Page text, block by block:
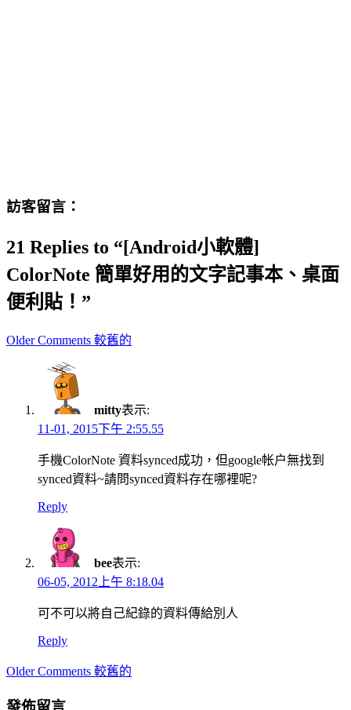
訪客留言：
21 Replies to “[Android小軟體]
ColorNote 簡單好用的文字記事本、桌面
便利貼！”
Comment
navigation
Older Comments 較舊的
mitty表示:
11-01, 2015下午 2:55.55
手機ColorNote 資料synced成功，但google帐户無找到
synced資料~請問synced資料存在哪裡呢?
Reply
bee表示:
06-05, 2012上午 8:18.04
可不可以將自己紀錄的資料傳給別人
Reply
Comment
Older Comments 較舊的
發佈留言